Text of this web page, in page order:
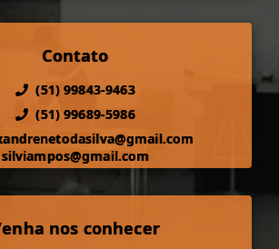
Contato
(51) 99843-9463
(51) 99689-5986
silviampos@gmail.com
nos conhecer